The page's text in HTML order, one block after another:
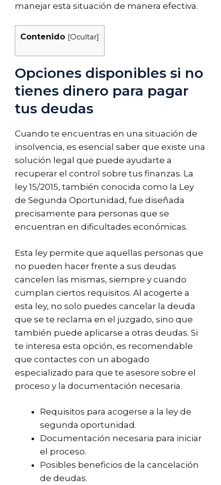
manejar esta situación de manera efectiva.
Contenido [Ocultar]
Opciones disponibles si no
tienes dinero para pagar
tus deudas
Cuando te encuentras en una situación de
insolvencia, es esencial saber que existe una
solución legal que puede ayudarte a
recuperar el control sobre tus finanzas. La
ley 15/2015, también conocida como la Ley
de Segunda Oportunidad, fue diseñada
precisamente para personas que se
encuentran en dificultades económicas.
Esta ley permite que aquellas personas que
no pueden hacer frente a sus deudas
cancelen las mismas, siempre y cuando
cumplan ciertos requisitos. Al acogerte a
esta ley, no solo puedes cancelar la deuda
que se te reclama en el juzgado, sino que
también puede aplicarse a otras deudas. Si
te interesa esta opción, es recomendable
que contactes con un abogado
especializado para que te asesore sobre el
proceso y la documentación necesaria.
Requisitos para acogerse a la ley de
segunda oportunidad.
Documentación necesaria para iniciar
el proceso.
Posibles beneficios de la cancelación
de deudas.